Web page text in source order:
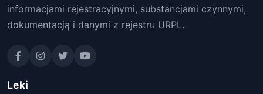
informacjami rejestracyjnymi, substancjami czynnymi,
dokumentacją i danymi z rejestru URPL.
Leki